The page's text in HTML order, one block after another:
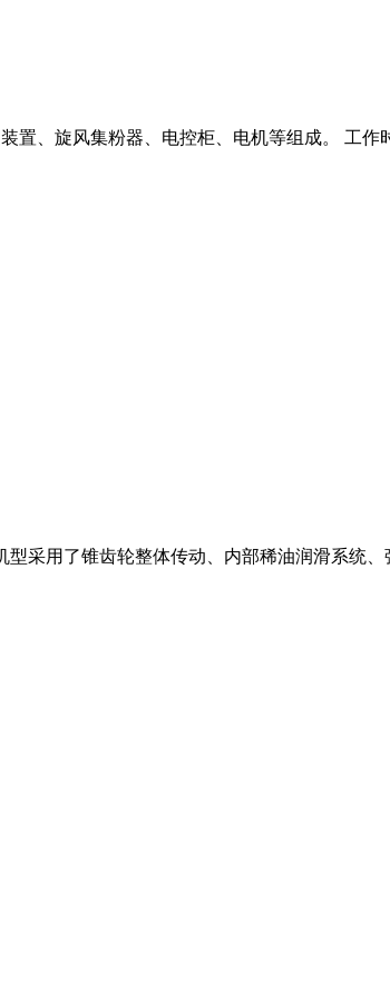
置、旋风集粉器、电控柜、电机等组成。 工作
采用了锥齿轮整体传动、内部稀油润滑系统